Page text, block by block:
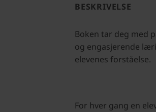
BESKRIVELSE
Boken tar deg med
og engasjerende
elevenes forståelse.
For hver gang en